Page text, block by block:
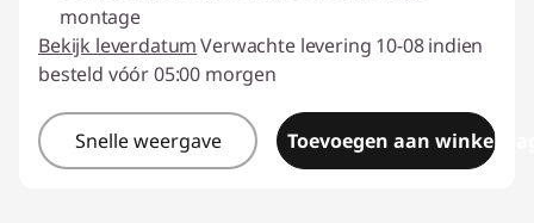
montage
Bekijk leverdatumVerwachte levering 10-08 indien
besteld vóór 05:00 morgen
Snelle weergave Toevoegen aan